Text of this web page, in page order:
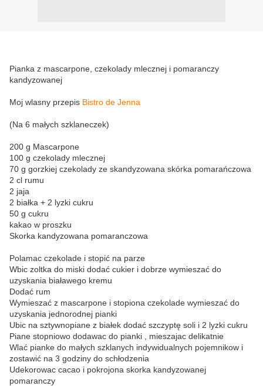
Pianka z mascarpone, czekolady mlecznej i pomaranczy
kandyzowanej
Moj wlasny przepis Bistro de Jenna
(Na 6 małych szklaneczek)
200 g Mascarpone
100 g czekolady mlecznej
70 g gorzkiej czekolady ze skandyzowana skórka pomarańczowa
2 cl rumu
2 jaja
2 białka + 2 lyzki cukru
50 g cukru
kakao w proszku
Skorka kandyzowana pomaranczowa
Polamac czekolade i stopić na parze
Wbic zoltka do miski dodać cukier i dobrze wymieszać do
uzyskania białawego kremu
Dodać rum
Wymieszać z mascarpone i stopiona czekolade wymieszać do
uzyskania jednorodnej pianki
Ubic na sztywnopiane z białek dodać szczyptę soli i 2 lyzki cukru
Piane stopniowo dodawac do pianki , mieszajac delikatnie
Wlać pianke do małych szklanych indywidualnych pojemnikow i
zostawić na 3 godziny do schłodzenia
Udekorowac cacao i pokrojona skorka kandyzowanej
pomaranczy